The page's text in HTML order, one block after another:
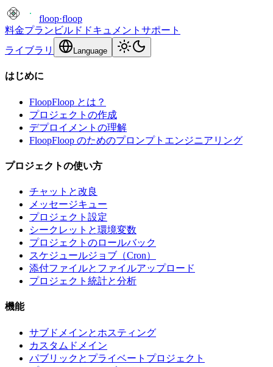
floop·floop
料金プラン ビルド ドキュメント サポート
ライブラリ
Language
はじめに
FloopFloop とは？
プロジェクトの作成
デプロイメントの理解
FloopFloop のためのプロンプトエンジニアリング
プロジェクトの使い方
チャットと改良
メッセージキュー
プロジェクト設定
シークレットと環境変数
プロジェクトのロールバック
スケジュールジョブ（Cron）
添付ファイルとファイルアップロード
プロジェクト統計と分析
機能
サブドメインとホスティング
カスタムドメイン
パブリックとプライベートプロジェクト